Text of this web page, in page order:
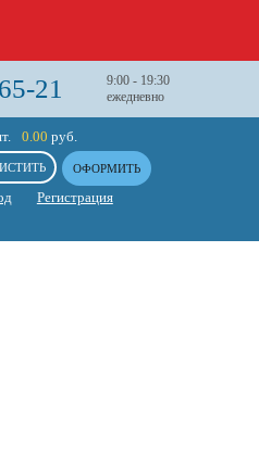
21
9:00 - 19:30
ежедневно
0.00 руб.
ОФОРМИТЬ
Регистрация